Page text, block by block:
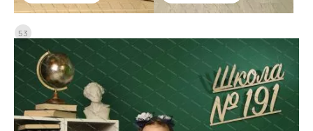
53